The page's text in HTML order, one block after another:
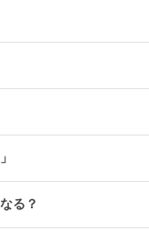
る？